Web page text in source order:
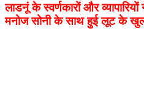
लाडनूं के स्वर्णकारों और
मनोज सोनी के साथ हुई लूट के